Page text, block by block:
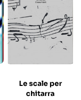
Le scale per
chitarra